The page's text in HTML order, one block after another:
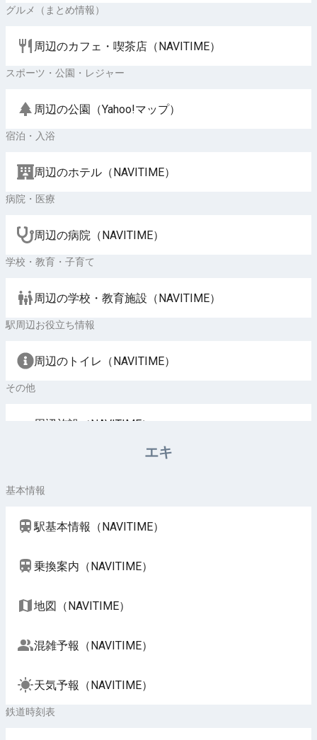
グルメ（まとめ情報）
周辺のカフェ・喫茶店（NAVITIME）
スポーツ・公園・レジャー
周辺の公園（Yahoo!マップ）
宿泊・入浴
周辺のホテル（NAVITIME）
病院・医療
周辺の病院（NAVITIME）
学校・教育・子育て
周辺の学校・教育施設（NAVITIME）
駅周辺お役立ち情報
周辺のトイレ（NAVITIME）
その他
周辺施設（NAVITIME）
エキ
基本情報
駅基本情報（NAVITIME）
乗換案内（NAVITIME）
地図（NAVITIME）
混雑予報（NAVITIME）
天気予報（NAVITIME）
鉄道時刻表